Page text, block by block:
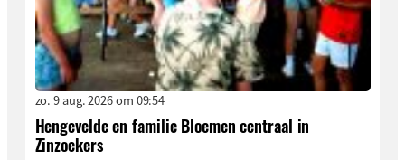
zo. 9 aug. 2026 om 09:54
Hengevelde en familie Bloemen centraal in
Zinzoekers